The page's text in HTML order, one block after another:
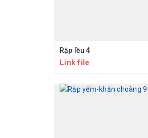
Rập lều 4
Link file